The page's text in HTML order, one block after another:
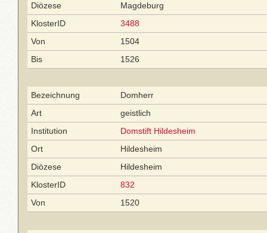
Diözese
Magdeburg
KlosterID
3488
Von
1504
Bis
1526
Bezeichnung
Domherr
Art
geistlich
Institution
Domstift Hildesheim
Ort
Hildesheim
Diözese
Hildesheim
KlosterID
832
Von
1520